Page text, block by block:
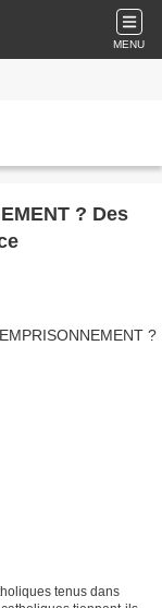
MENU
? Des
tenus dans